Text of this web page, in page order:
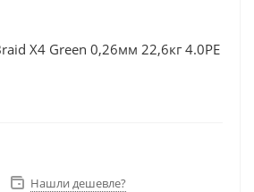
X4 Green 0,26мм 22,6кг 4.0PE
Нашли дешевле?